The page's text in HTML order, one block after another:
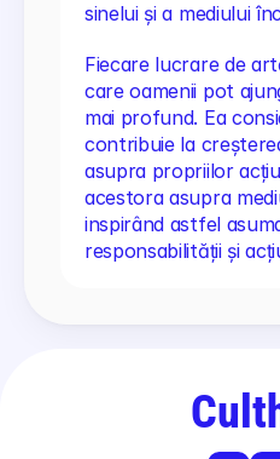
sinelui și a mediului
Fiecare lucrare de
care oamenii pot
mai profund. Ea
contribuie la
asupra propriilor
acestora asupra
inspirând astfel
responsabilității și